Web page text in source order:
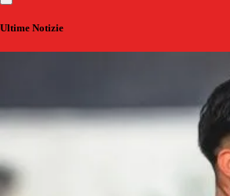
Ultime Notizie